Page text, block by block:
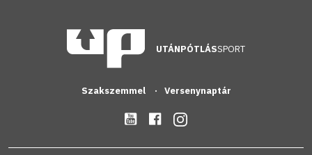
UTÁNPÓTLÁSSPORT
Szakszemmel Versenynaptár